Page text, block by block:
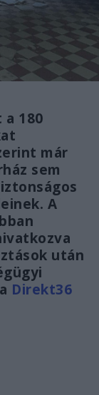
180
már
sem
A
után
Direkt36